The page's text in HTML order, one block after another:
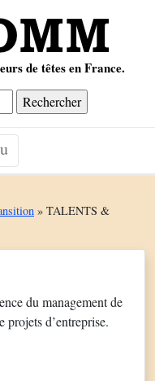
de têtes en France.
» TALENTS &
du management de
projets d’entreprise.